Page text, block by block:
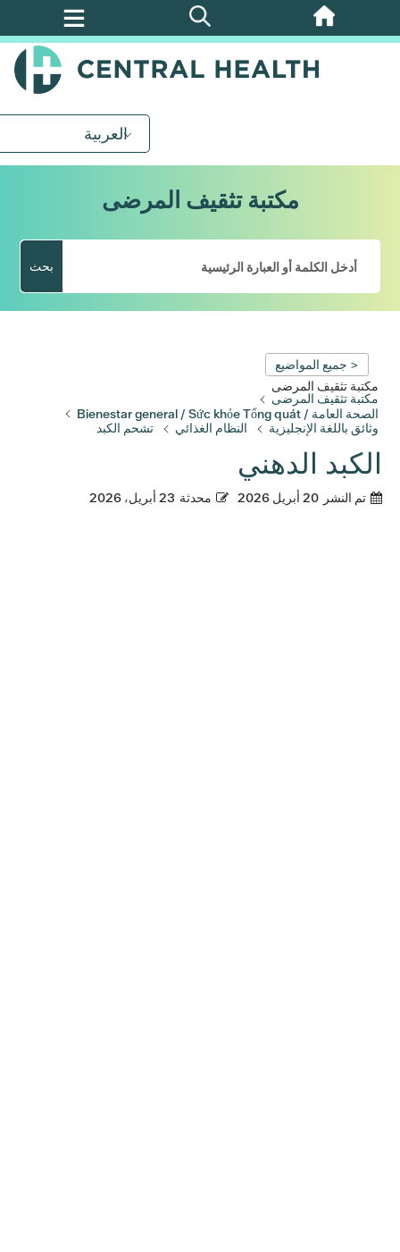
تخطي
العربية
مكتبة تثقيف المرضى
بحث
< جميع المواضيع
مكتبة تثقيف المرضى
مكتبة تثقيف المرضى
الصحة العامة / Bienestar general / Sức khỏe Tổng quát
وثائق باللغة الإنجليزية
النظام الغذائي تشحم الكبد
الكبد الدهني
تم النشر 20 أبريل 2026 محدثة 23 أبريل، 2026